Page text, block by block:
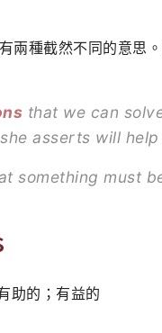
兩種截然不同的意思
that we can
asserts will
something must
助的；有益的